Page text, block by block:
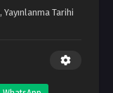
, Yayınlanma Tarihi